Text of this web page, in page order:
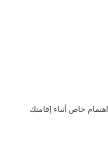
اهتمام خاص أثناء إقامتك